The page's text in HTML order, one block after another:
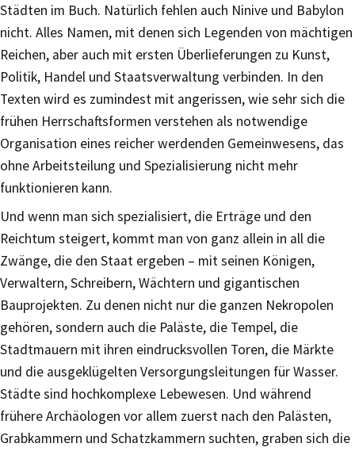
Städten im Buch. Natürlich fehlen auch Ninive und Babylon
nicht. Alles Namen, mit denen sich Legenden von mächtigen
Reichen, aber auch mit ersten Überlieferungen zu Kunst,
Politik, Handel und Staatsverwaltung verbinden. In den
Texten wird es zumindest mit angerissen, wie sehr sich die
frühen Herrschaftsformen verstehen als notwendige
Organisation eines reicher werdenden Gemeinwesens, das
ohne Arbeitsteilung und Spezialisierung nicht mehr
funktionieren kann.
Und wenn man sich spezialisiert, die Erträge und den
Reichtum steigert, kommt man von ganz allein in all die
Zwänge, die den Staat ergeben – mit seinen Königen,
Verwaltern, Schreibern, Wächtern und gigantischen
Bauprojekten. Zu denen nicht nur die ganzen Nekropolen
gehören, sondern auch die Paläste, die Tempel, die
Stadtmauern mit ihren eindrucksvollen Toren, die Märkte
und die ausgeklügelten Versorgungsleitungen für Wasser.
Städte sind hochkomplexe Lebewesen. Und während
frühere Archäologen vor allem zuerst nach den Palästen,
Grabkammern und Schatzkammern suchten, graben sich die